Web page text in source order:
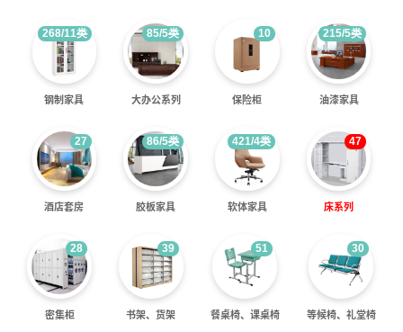
268/11类
钢制家具
85/5类
大办公系列
10
保险柜
215/5类
油漆家具
27
酒店套房
86/5类
胶板家具
421/4类
软体家具
47
床系列
28
密集柜
39
书架、货架
51
餐桌椅、课桌椅
30
等候椅、礼堂椅